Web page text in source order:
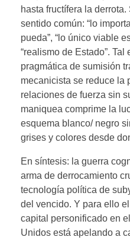
hasta fructífera la
sentido común: “lo
pueda”, “lo único viable
“realismo de Estado”. Tal
pragmática de sumisión
mecanicista se reduce la
relaciones de fuerza sin
maniquea comprime la
esquema blanco/ negro
grises y colores desde
En síntesis: la guerra
arma de derrocamiento
tecnología política de
del vencido. Y para ello
capital personificado en
Unidos está apelando a